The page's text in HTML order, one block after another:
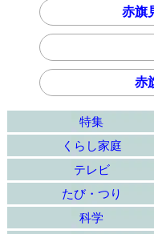
赤旗
赤
特集
くらし家庭
テレビ
たび・つり
科学